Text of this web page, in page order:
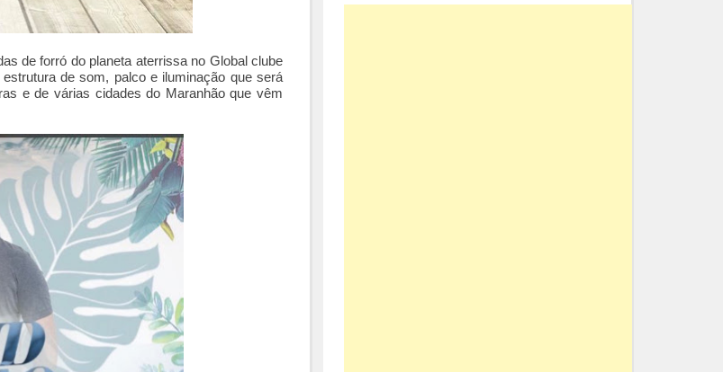
de forró do planeta aterrissa no Global clube
de som, palco e iluminação que será
e de várias cidades do Maranhão que vêm